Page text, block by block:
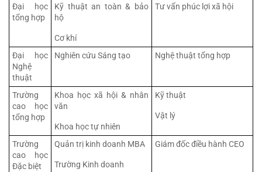
Đại học
tổng hợp
Kỹ thuật an toàn & bảo
hộ
Cơ khí
Tư vấn phúc lợi xã hội
Đại học
Nghệ
thuật
Nghiên cứu Sáng tạo Nghệ thuật tổng hợp
Trường
cao học
tổng hợp
Khoa học xã hội & nhân
văn
Khoa học tự nhiên
Kỹ thuật
Vật lý
Trường
cao học
Đặc biệt
Quản trị kinh doanh MBA
Trường Kinh doanh
Giám đốc điều hành CEO